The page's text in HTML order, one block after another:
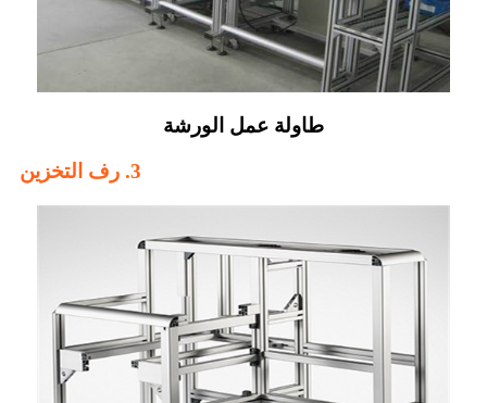
طاولة عمل الورشة
3. رف التخزين